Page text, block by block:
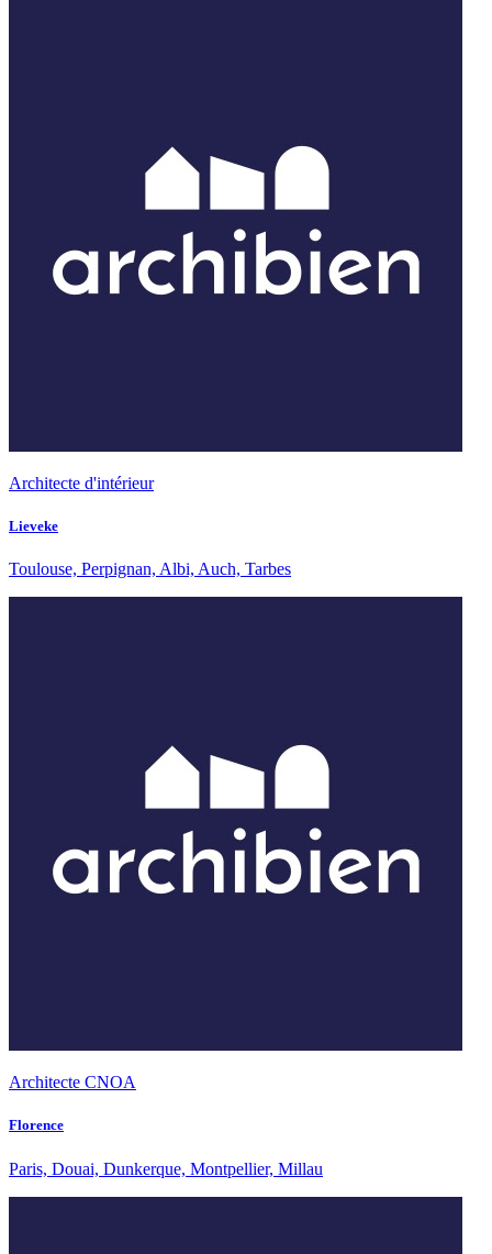
Architecte d'intérieur
Lieveke
Toulouse, Perpignan, Albi, Auch, Tarbes
Architecte CNOA
Florence
Paris, Douai, Dunkerque, Montpellier, Millau